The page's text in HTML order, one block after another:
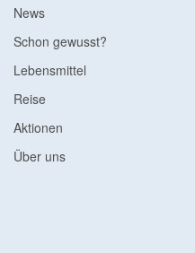
News
Schon gewusst?
Lebensmittel
Reise
Aktionen
Über uns